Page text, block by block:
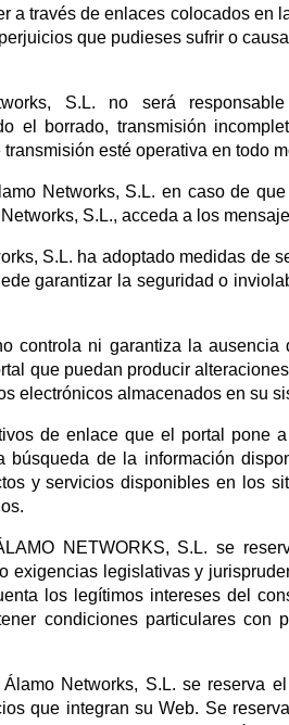
a través de enlaces colocados
que pudieses sufrir o
S.L. no será
el borrado, transmisión
esté operativa en todo
Networks, S.L. en caso de
S.L., acceda a los
S.L. ha adoptado medidas de
garantizar la seguridad o
controla ni garantiza la
que puedan producir
electrónicos almacenados en su
de enlace que el portal pone
búsqueda de la información
y servicios disponibles en los
NETWORKS, S.L. se
exigencias legislativas y
los legítimos intereses del
condiciones particulares con
Álamo Networks, S.L. se reserva
que integran su Web. Se